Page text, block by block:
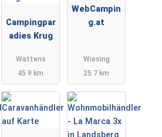
Campingpar
adies Krug
Wattens
45.9 km
WebCampin
g.at
Wiesing
25.7 km